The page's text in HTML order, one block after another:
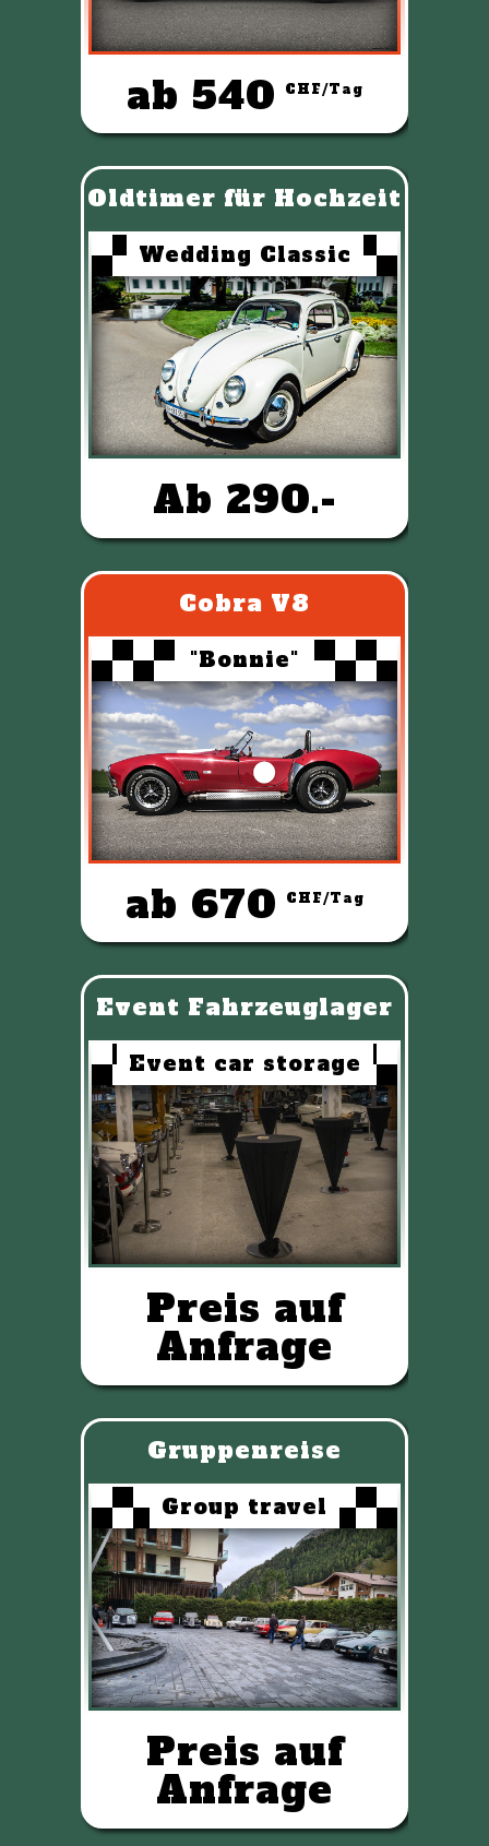
ab 540 CHF/Tag
Oldtimer für Hochzeit
Wedding Classic
Ab 290.-
Cobra V8
"Bonnie"
ab 670 CHF/Tag
Event Fahrzeuglager
Event car storage
Preis auf
Anfrage
Gruppenreise
Group travel
Preis auf
Anfrage